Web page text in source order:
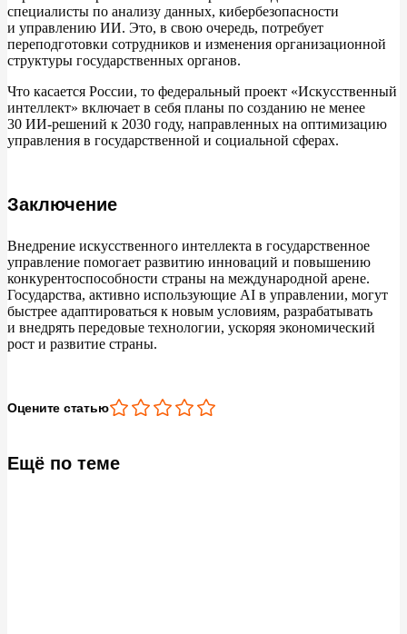
специалисты по анализу данных, кибербезопасности
и управлению ИИ. Это, в свою очередь, потребует
переподготовки сотрудников и изменения организационной
структуры государственных органов.
Что касается России, то федеральный проект «Искусственный
интеллект» включает в себя планы по созданию не менее
30 ИИ-решений к 2030 году, направленных на оптимизацию
управления в государственной и социальной сферах.
Заключение
Внедрение искусственного интеллекта в государственное
управление помогает развитию инноваций и повышению
конкурентоспособности страны на международной арене.
Государства, активно использующие AI в управлении, могут
быстрее адаптироваться к новым условиям, разрабатывать
и внедрять передовые технологии, ускоряя экономический
рост и развитие страны.
Оцените статью
Ещё по теме